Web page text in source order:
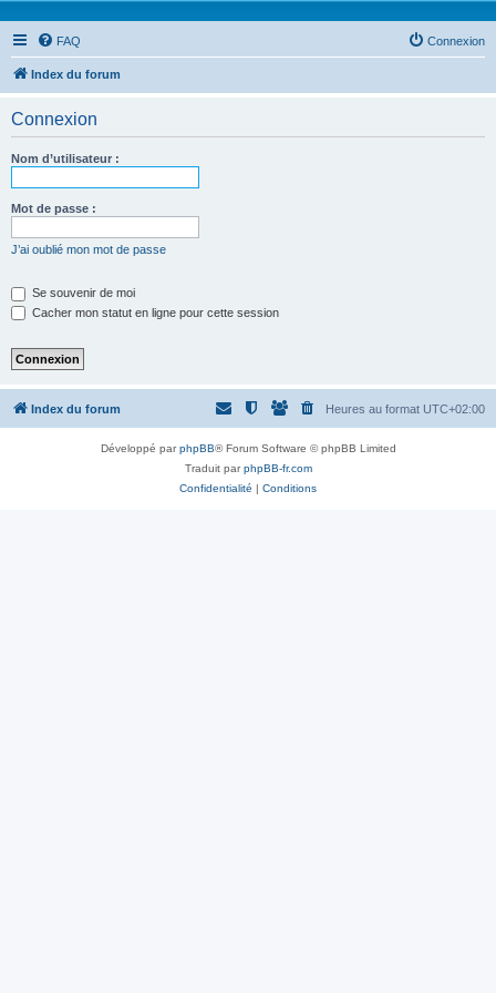
FAQ Connexion
Index du forum
Connexion
Nom d’utilisateur :
Mot de passe :
J’ai oublié mon mot de passe
Se souvenir de moi
Cacher mon statut en ligne pour cette session
Index du forum Heures au format UTC+02:00
Développé parphpBB® Forum Software © phpBB Limited
Traduit parphpBB-fr.com
Confidentialité | Conditions